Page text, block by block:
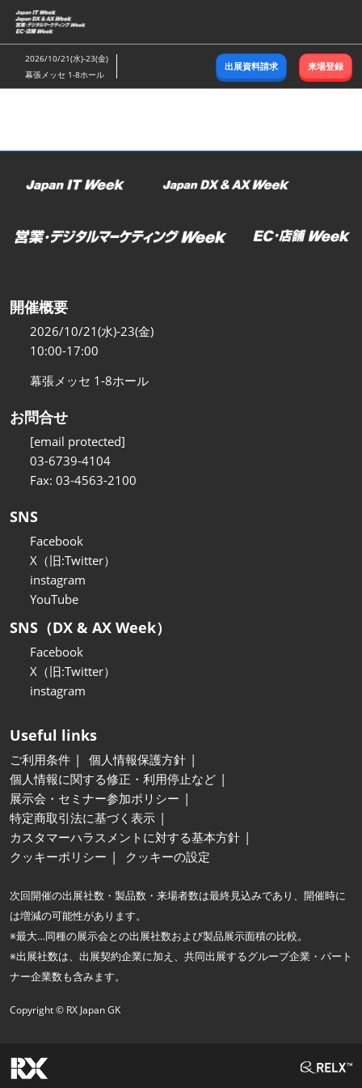
ス
キ
ッ
し
む
2026/10/21(水)-23(金)
幕張メッセ 1-8ホール
出展資料請求 来場登録
開催概要
2026/10/21(水)-23(金)
10:00-17:00
幕張メッセ 1-8ホール
お問合せ
[email protected]
03-6739-4104
Fax: 03-4563-2100
SNS
Facebook
X（旧:Twitter）
instagram
YouTube
SNS（DX & AX Week）
Facebook
X（旧:Twitter）
instagram
Useful links
ご利用条件
個人情報保護方針
個人情報に関する修正・利用停止など
展示会・セミナー参加ポリシー
特定商取引法に基づく表示
カスタマーハラスメントに対する基本方針
クッキーポリシー
クッキーの設定
次回開催の出展社数・製品数・来場者数は最終見込みであり、開催時に
は増減の可能性があります。
※最大…同種の展示会との出展社数および製品展示面積の比較。
※出展社数は、出展契約企業に加え、共同出展するグループ企業・パート
ナー企業数も含みます。
Copyright © RX Japan GK